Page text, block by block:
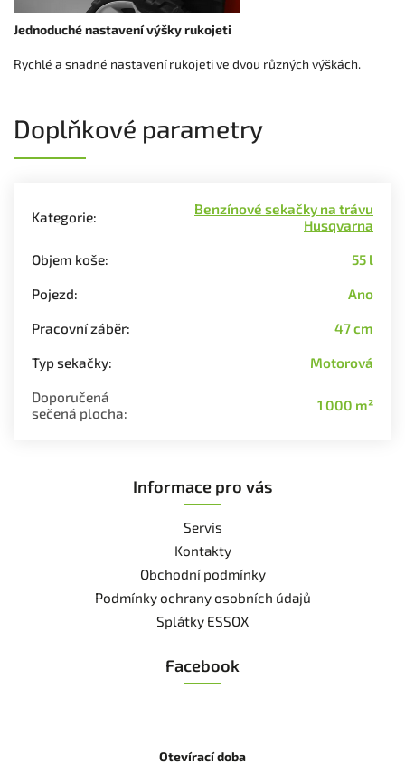
Jednoduché nastavení výšky rukojeti
Rychlé a snadné nastavení rukojeti ve dvou různých výškách.
Doplňkové parametry
Kategorie:
Benzínové sekačky na trávu
Husqvarna
Objem koše: 55 l
Pojezd: Ano
Pracovní záběr: 47 cm
Typ sekačky: Motorová
Doporučená
sečená plocha: 1 000 m²
Informace pro vás
Servis
Kontakty
Obchodní podmínky
Podmínky ochrany osobních údajů
Splátky ESSOX
Facebook
Otevírací doba